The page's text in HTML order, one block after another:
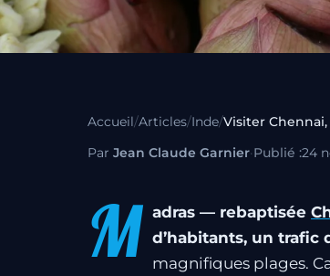
Accueil/Articles/Inde/
Par Jean Claude Garnier·Publié :24
M adras — rebaptisée
d’habitants, un trafic
magnifiques plages.